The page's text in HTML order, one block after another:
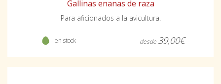
Gallinas enanas de raza
Para aficionados a la avicultura.
- en stock desde 39,00€